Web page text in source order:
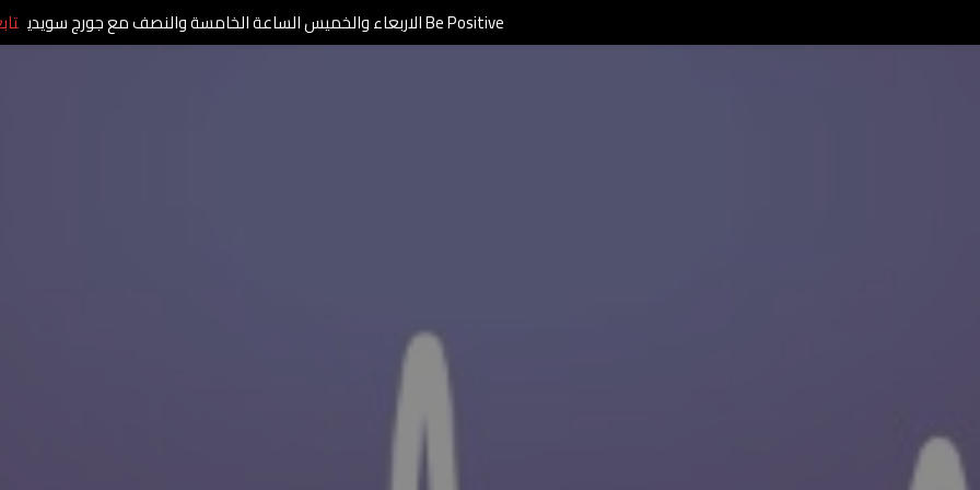
Be Positive الاربعاء والخميس الساعة الخامسة والنصف مع جورج سويدي